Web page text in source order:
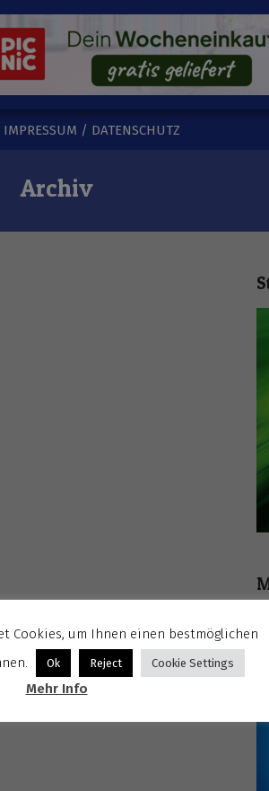
IMPRESSUM / DATENSCHUTZ
Archiv
Cookies, um Ihnen einen bestmöglichen
Ok Reject Cookie Settings
Mehr Info